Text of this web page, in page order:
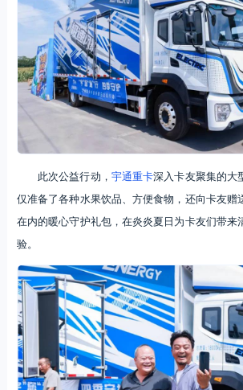
此次公益行动， 宇通重卡深入卡友聚集的大
仅准备了各种水果饮品、方便食物，还向卡友赠
在内的暖心守护礼包，在炎炎夏日为卡友们带来
验。